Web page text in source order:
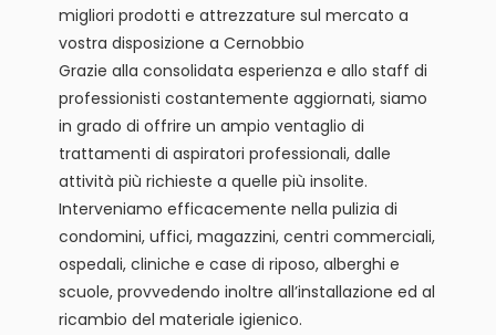
migliori prodotti e attrezzature sul mercato a
vostra disposizione a Cernobbio
Grazie alla consolidata esperienza e allo staff di
professionisti costantemente aggiornati, siamo
in grado di offrire un ampio ventaglio di
trattamenti di aspiratori professionali, dalle
attività più richieste a quelle più insolite.
Interveniamo efficacemente nella pulizia di
condomini, uffici, magazzini, centri commerciali,
ospedali, cliniche e case di riposo, alberghi e
scuole, provvedendo inoltre all’installazione ed al
ricambio del materiale igienico.